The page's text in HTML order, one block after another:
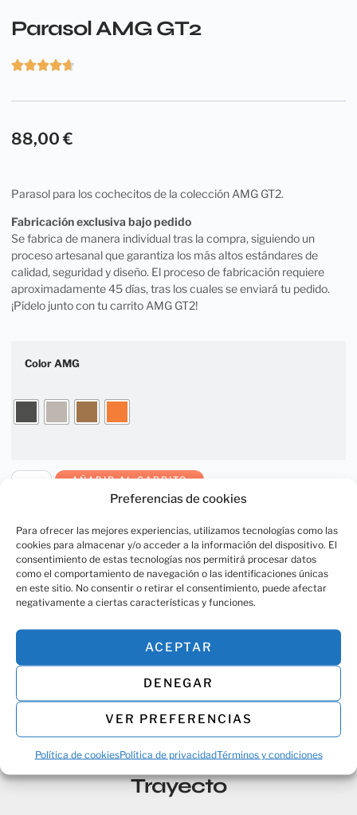
Preferencias de cookies
Para ofrecer las mejores experiencias, utilizamos tecnologías como las
cookies para almacenar y/o acceder a la información del dispositivo. El
consentimiento de estas tecnologías nos permitirá procesar datos
como el comportamiento de navegación o las identificaciones únicas
en este sitio. No consentir o retirar el consentimiento, puede afectar
negativamente a ciertas características y funciones.
ACEPTAR
DENEGAR
VER PREFERENCIAS
Política de cookiesPolítica de privacidadTérminos y condiciones
Parasol AMG GT2
88,00€
Parasol para los cochecitos de la colección AMG GT2.
Fabricación exclusiva bajo pedido
Se fabrica de manera individual tras la compra, siguiendo un
proceso artesanal que garantiza los más altos estándares de
calidad, seguridad y diseño. El proceso de fabricación requiere
aproximadamente 45 días, tras los cuales se enviará tu pedido.
¡Pídelo junto con tu carrito AMG GT2!
Color AMG
AÑADIR AL CARRITO
SKU: 5854-63-1-1-1
Compartir:
Protección y Confort para Cada
Trayecto